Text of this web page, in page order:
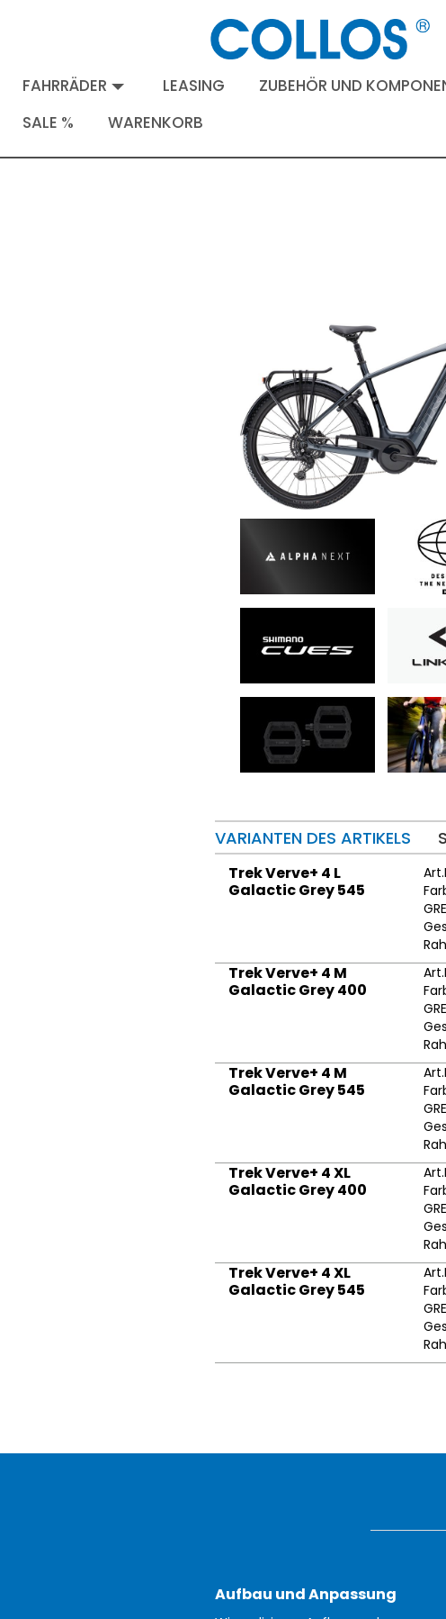
FAHRRÄDER LEASING ZUBEHÖR UND
SALE %
WARENKORB
VARIANTEN DES ARTIKELS
Trek Verve+ 4 L
Galactic Grey 545
Trek Verve+ 4 M
Galactic Grey 400
Trek Verve+ 4 M
Galactic Grey 545
Trek Verve+ 4 XL
Galactic Grey 400
Trek Verve+ 4 XL
Galactic Grey 545
Aufbau und Anpassung